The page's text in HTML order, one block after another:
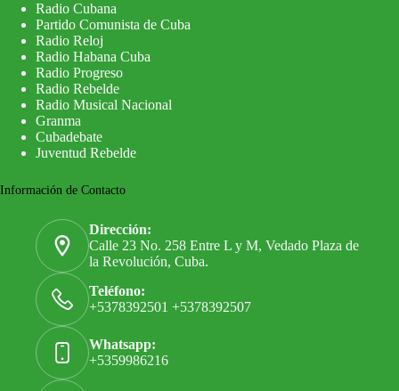
Radio Cubana
Partido Comunista de Cuba
Radio Reloj
Radio Habana Cuba
Radio Progreso
Radio Rebelde
Radio Musical Nacional
Granma
Cubadebate
Juventud Rebelde
Información de Contacto
Dirección:
Calle 23 No. 258 Entre L y M, Vedado Plaza de
la Revolución, Cuba.
Teléfono:
+5378392501 +5378392507
Whatsapp:
+5359986216